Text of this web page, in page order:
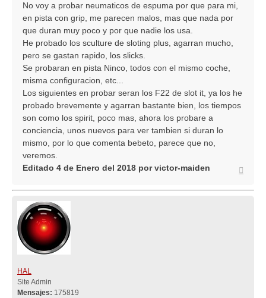
No voy a probar neumaticos de espuma por que para mi,
en pista con grip, me parecen malos, mas que nada por
que duran muy poco y por que nadie los usa.
He probado los sculture de sloting plus, agarran mucho,
pero se gastan rapido, los slicks.
Se probaran en pista Ninco, todos con el mismo coche,
misma configuracion, etc...
Los siguientes en probar seran los F22 de slot it, ya los he
probado brevemente y agarran bastante bien, los tiempos
son como los spirit, poco mas, ahora los probare a
conciencia, unos nuevos para ver tambien si duran lo
mismo, por lo que comenta bebeto, parece que no,
veremos.
Editado 4 de Enero del 2018 por victor-maiden
HAL
Site Admin
Mensajes: 175819